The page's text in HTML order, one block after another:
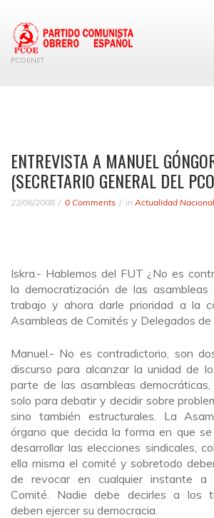
PCOENET
ENTREVISTA A MANUEL
(SECRETARIO GENERAL DEL
22/06/2008 0 Comments in Actualidad Nacional
Iskra.- Hablemos del FUT ¿No es
la democratización de las
trabajo y ahora darle prioridad a la
Asambleas de Comités y Delegados de
Manuel.- No es contradictorio, son
discurso para alcanzar la unidad de
parte de las asambleas
solo para debatir y decidir sobre
sino también estructurales. La
órgano que decida la forma en que
desarrollar las elecciones sindicales,
ella misma el comité y sobretodo
de revocar en cualquier instante a
Comité. Nadie debe decirles a los
deben ejercer su democracia.